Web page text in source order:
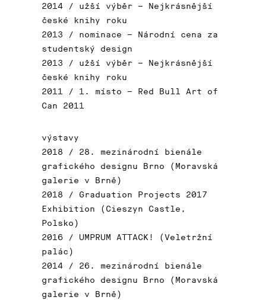
2014 / užší výběr – Nejkrásnější
české knihy roku
2013 / nominace – Národní cena za
studentský design
2013 / užší výběr – Nejkrásnější
české knihy roku
2011 / 1. místo – Red Bull Art of
Can 2011
výstavy
2018 / 28. mezinárodní bienále
grafického designu Brno (Moravská
galerie v Brně)
2018 / Graduation Projects 2017
Exhibition (Cieszyn Castle,
Polsko)
2016 / UMPRUM ATTACK! (Veletržní
palác)
2014 / 26. mezinárodní bienále
grafického designu Brno (Moravská
galerie v Brně)